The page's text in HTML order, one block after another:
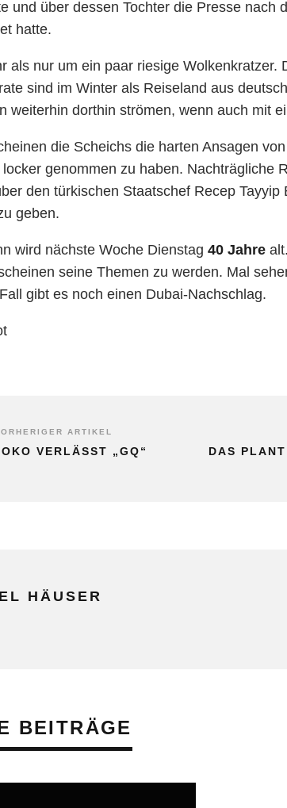
und über dessen Tochter die Presse nach
hatte.
als nur um ein paar riesige Wolkenkratzer.
sind im Winter als Reiseland aus
weiterhin dorthin strömen, wenn auch mit
die Scheichs die harten Ansagen
genommen zu haben. Nachträgliche
den türkischen Staatschef Recep
geben.
wird nächste Woche Dienstag 40 Jahre
seine Themen zu werden. Mal
gibt es noch einen Dubai-Nachschlag.
ARTIKEL
VERLÄSST „GQ“
DAS
HÄUSER
BEITRÄGE